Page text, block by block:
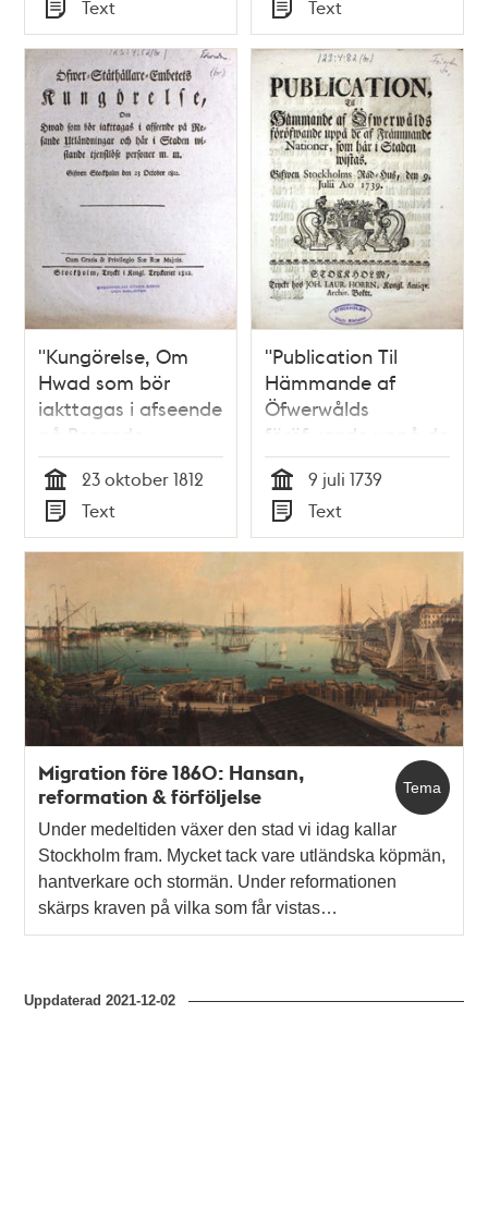
Typ
Text
Typ
Text
"Kungörelse, Om
Hwad som bör
iakttagas i afseende
på Resande
Utländningar och
här i Staden
wistande tjenstlöse
personer m.m." 1812
Tid
23 oktober 1812
Typ
Text
"Publication Til
Hämmande af
Öfwerwålds
föröfwande uppå de
af Främmande
nationer, som här i
Staden wistas" 1739
Tid
9 juli 1739
Typ
Text
Tema
Migration före 1860: Hansan,
reformation & förföljelse
Under medeltiden växer den stad vi idag kallar
Stockholm fram. Mycket tack vare utländska köpmän,
hantverkare och stormän. Under reformationen
skärps kraven på vilka som får vistas…
Uppdaterad2021-12-02